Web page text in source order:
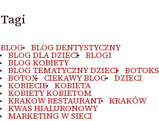
Tagi
BLOG BLOG DENTYSTYCZNY
BLOG DLA DZIECI BLOGI
BLOG KOBIETY
BLOG TEMATYCZNY DZIECI BOTOKS
BOTOX CIEKAWY BLOG DZIECI
KOBIECIE KOBIETA
KOBIETY KOBIETOM
KRAKOW RESTAURANT KRAKÓW
KWAS HIALURONOWY
MARKETING W SIECI